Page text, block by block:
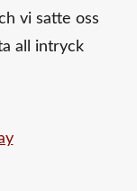
vi satte oss
all intryck